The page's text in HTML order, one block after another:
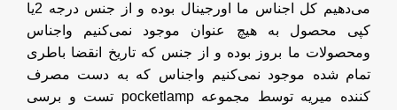
می‌دهیم کل اجناس ما اورجینال بوده و از جنس درجه 2یا
کپی محصول به هیچ عنوان موجود نمی‌کنیم واجناس
ومحصولات ما بروز بوده و از جنس که تاریخ انقضا باطری
تمام شده موجود نمی‌کنیم واجناس که به دست مصرف
کننده میریه توسط مجموعه pocketlamp تست و برسی